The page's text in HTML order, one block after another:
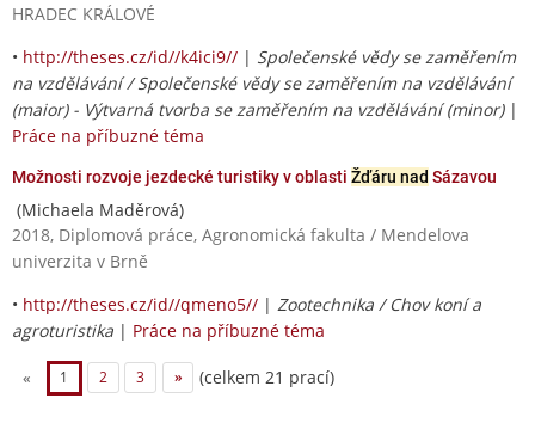
HRADEC KRÁLOVÉ
• http://theses.cz/id//k4ici9// | Společenské vědy se zaměřením
na vzdělávání / Společenské vědy se zaměřením na vzdělávání
(maior) - Výtvarná tvorba se zaměřením na vzdělávání (minor)|
Práce na příbuzné téma
Možnosti rozvoje jezdecké turistiky v oblasti Žďáru nad Sázavou
(Michaela Maděrová)
2018, Diplomová práce, Agronomická fakulta / Mendelova
univerzita v Brně
• http://theses.cz/id//qmeno5// | Zootechnika / Chov koní a
agroturistika | Práce na příbuzné téma
« 1 2 3 » (celkem 21 prací)